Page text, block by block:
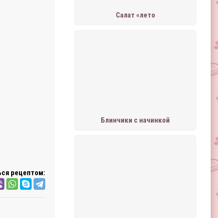
Салат «лето
Блинчики с начинкой
рецептом: